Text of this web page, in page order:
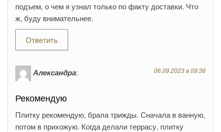
подъем, о чем я узнал только по факту доставки. Что
ж, буду внимательнее.
Ответить
Александра: 06.09.2023 в 09:36
Рекомендую
Плитку рекомендую, брала трижды. Сначала в ванную,
потом в прихожую. Когда делали террасу, плитку